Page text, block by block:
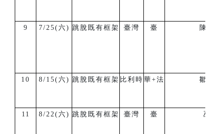
9 7/25(六) 跳脫既有框架 臺灣 臺 陳韋
10 8/15(六) 跳脫既有框架 比利時 華+法 鄒宏
11 8/22(六) 跳脫既有框架 臺灣 臺 巫瓦